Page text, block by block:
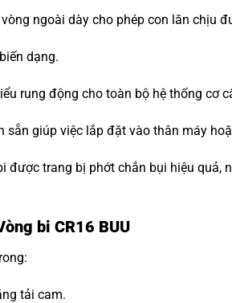
ngoài dày cho phép con lăn chịu
dạng.
rung động cho toàn bộ hệ thống cơ
sẵn giúp việc lắp đặt vào thân máy
được trang bị phớt chắn bụi hiệu
bi CR16 BUU
tải cam.